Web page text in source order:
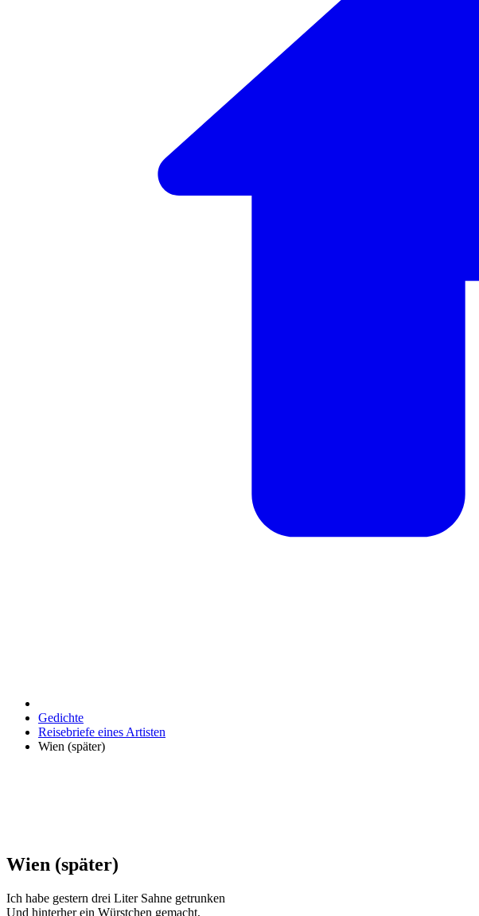
Gedichte
Reisebriefe eines Artisten
Wien (später)
Wien (später)
Ich habe gestern drei Liter Sahne getrunken
Und hinterher ein Würstchen gemacht,